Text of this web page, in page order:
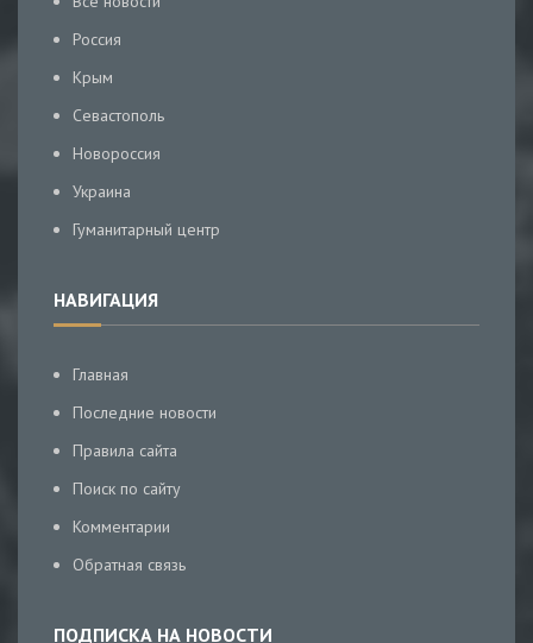
Россия
Крым
Севастополь
Новороссия
Украина
Гуманитарный центр
НАВИГАЦИЯ
Главная
Последние новости
Правила сайта
Поиск по сайту
Комментарии
Обратная связь
ПОДПИСКА НА НОВОСТИ